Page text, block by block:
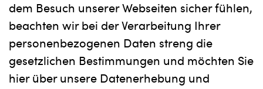
dem Besuch unserer Webseiten sicher fühlen,
beachten wir bei der Verarbeitung Ihrer
personenbezogenen Daten streng die
gesetzlichen Bestimmungen und möchten Sie
hier über unsere Datenerhebung und